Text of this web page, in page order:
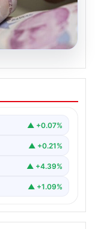
Ne
birlikte,
▲ +0.07%
▲ +0.21%
▲ +4.39%
▲ +1.09%